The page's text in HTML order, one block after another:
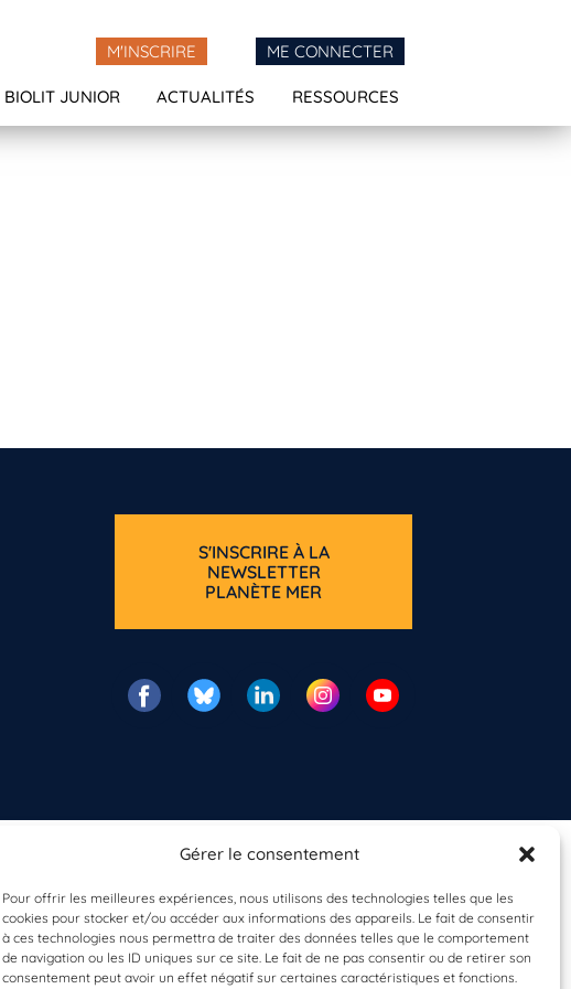
Gérer le consentement
Pour offrir les meilleures expériences, nous utilisons des technologies telles que les
cookies pour stocker et/ou accéder aux informations des appareils. Le fait de consentir
à ces technologies nous permettra de traiter des données telles que le comportement
de navigation ou les ID uniques sur ce site. Le fait de ne pas consentir ou de retirer son
consentement peut avoir un effet négatif sur certaines caractéristiques et fonctions.
M'INSCRIRE ME CONNECTER
BIOLIT JUNIOR ACTUALITÉS RESSOURCES
S'INSCRIRE À LA
NEWSLETTER
PLANÈTE MER